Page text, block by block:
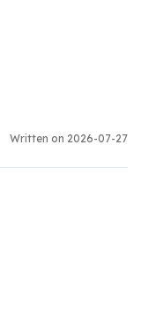
Written on 2026-07-27